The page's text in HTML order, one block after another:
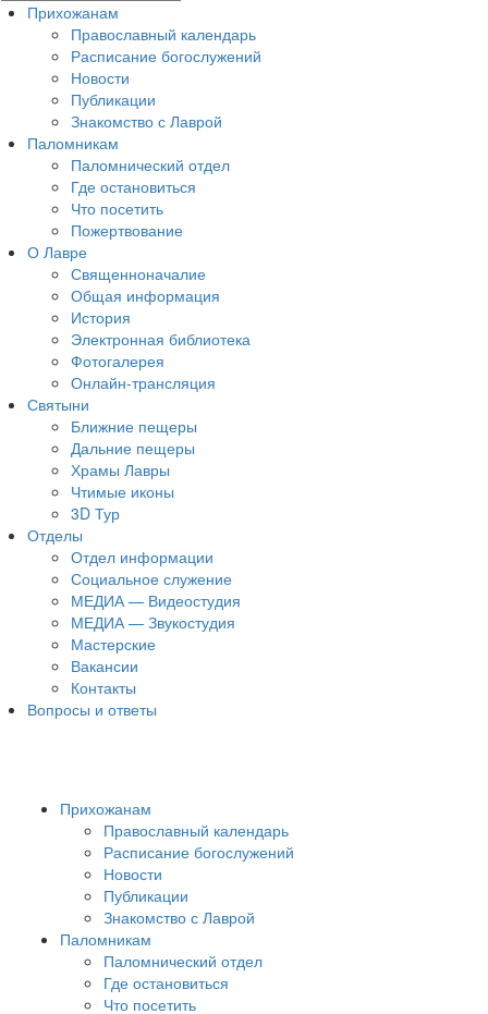
Прихожанам
Православный календарь
Расписание богослужений
Новости
Публикации
Знакомство с Лаврой
Паломникам
Паломнический отдел
Где остановиться
Что посетить
Пожертвование
О Лавре
Священноначалие
Общая информация
История
Электронная библиотека
Фотогалерея
Онлайн-трансляция
Святыни
Ближние пещеры
Дальние пещеры
Храмы Лавры
Чтимые иконы
3D Тур
Отделы
Отдел информации
Социальное служение
МЕДИА — Видеостудия
МЕДИА — Звукостудия
Мастерские
Вакансии
Контакты
Вопросы и ответы
Прихожанам
Православный календарь
Расписание богослужений
Новости
Публикации
Знакомство с Лаврой
Паломникам
Паломнический отдел
Где остановиться
Что посетить